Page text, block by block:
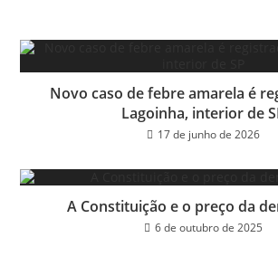
Novo caso de febre amarela é
Lagoinha, interior de
17 de junho de 2026
A Constituição e o preço da
6 de outubro de 2025